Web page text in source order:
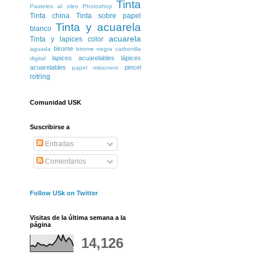
Pasteles al oleo
Photoshop Tinta
Tinta china
Tinta sobre papel
blanco Tinta y acuarela
Tinta y lapices color acuarela
aguada birome birome negra carbonilla
digital
lapices acuarelables
lápices
acuarelables
papel misionero pincel
rotring
Comunidad USK
Suscribirse a
Entradas
Comentarios
Follow USk on Twitter
Visitas de la última semana a la
página
14,126